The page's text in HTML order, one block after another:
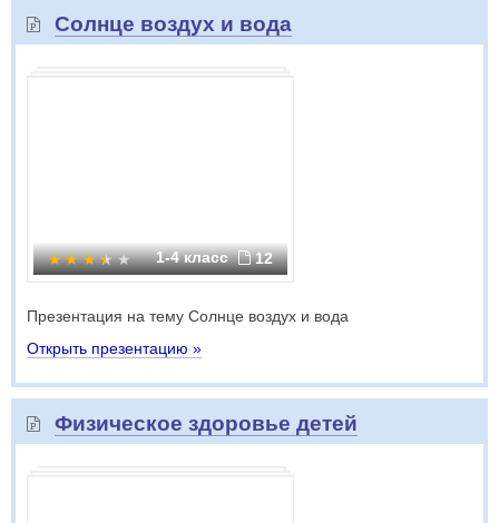
Солнце воздух и вода
1-4 класс 12
Презентация на тему Солнце воздух и вода
Открыть презентацию »
Физическое здоровье детей